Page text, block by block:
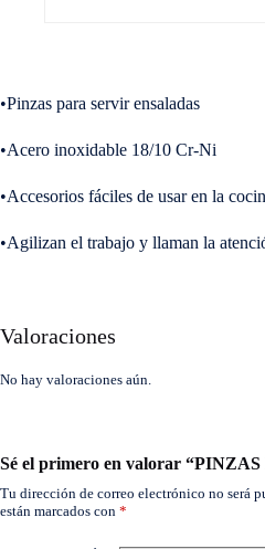
•Pinzas para servir ensaladas
•Acero inoxidable 18/10 Cr-Ni
•Accesorios fáciles de usar en la
•Agilizan el trabajo y llaman la
Valoraciones
No hay valoraciones aún.
Sé el primero en valorar
Tu dirección de correo electrónico no será
están marcados con *